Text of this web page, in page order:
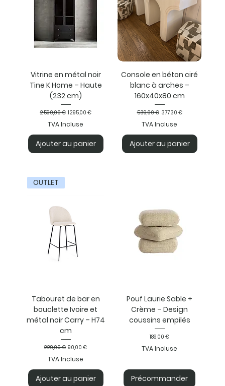
Vitrine en métal noir
Tine K Home – Haute
(232 cm)
Prix original
2 590,00 € Prix promotionnel
1 295,00 €
TVA Incluse
Ajouter au panier
Console en béton ciré
blanc à arches –
160x40x80 cm
Prix original
539,00 € Prix promotionnel
377,30 €
TVA Incluse
Ajouter au panier
OUTLET
Tabouret de bar en
bouclette Ivoire et
métal noir Carry – H74
cm
Prix original
229,00 € Prix promotionnel
90,00 €
TVA Incluse
Ajouter au panier
Pouf Laurie Sable +
Crème – Design
coussins empilés
Prix
189,00 €
TVA Incluse
Précommander